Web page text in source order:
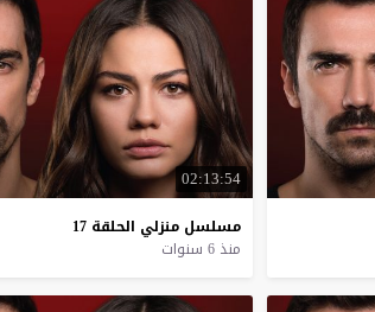
02:13:54
مسلسل منزلي الحلقة 17
منذ 6 سنوات